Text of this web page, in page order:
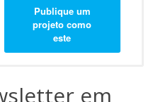
Publique um
projeto como
este
em